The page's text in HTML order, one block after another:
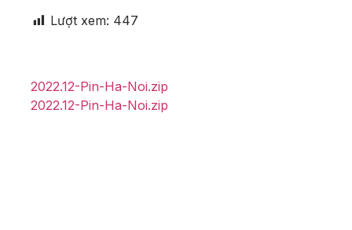
Lượt xem: 447
2022.12-Pin-Ha-Noi.zip
2022.12-Pin-Ha-Noi.zip